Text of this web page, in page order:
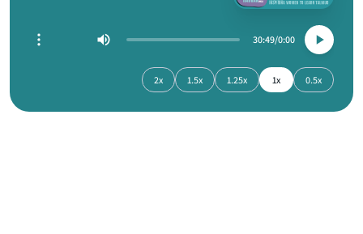
0:00
30:49
0.5x
1x
1.25x
1.5x
2x